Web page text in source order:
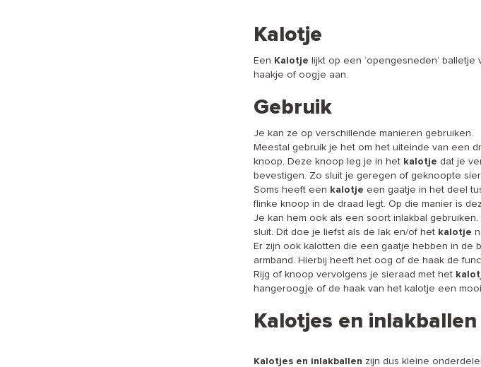
Kalotje
Een Kalotje lijkt op een ‘opengesneden’
haakje of oogje aan.
Gebruik
Je kan ze op verschillende manieren gebruiken.
Meestal gebruik je het om het uiteinde van een
knoop. Deze knoop leg je in het kalotje dat je
bevestigen. Zo sluit je geregen of geknoopte
Soms heeft een kalotje een gaatje in het deel
flinke knoop in de draad legt. Op die manier is
Je kan hem ook als een soort inlakbal
sluit. Dit doe je liefst als de lak en/of hetkalotje
Er zijn ook kalotten die een gaatje hebben in de
armband. Hierbij heeft het oog of de haak de
Rijg of knoop vervolgens je sieraad met het
hangeroogje of de haak van het kalotje een
Kalotjes en inlakballen
Kalotjes en inlakballen zijn dus kleine